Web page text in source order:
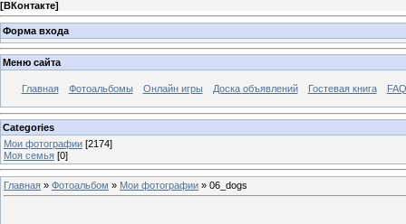
[ВКонтакте]
Форма входа
Меню сайта
Главная Фотоальбомы Онлайн игры Доска объявлений Гостевая книга
Categories
Мои фотографии [2174]
Моя семья [0]
Главная » Фотоальбом » Мои фотографии » 06_dogs